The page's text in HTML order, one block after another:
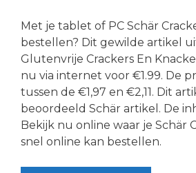
Met je tablet of PC Schär
bestellen? Dit gewilde artikel
Glutenvrije Crackers En
nu via internet voor €1.99. De
tussen de €1,97 en €2,11. Dit
beoordeeld Schär artikel. De
Bekijk nu online waar je Schär
snel online kan bestellen.